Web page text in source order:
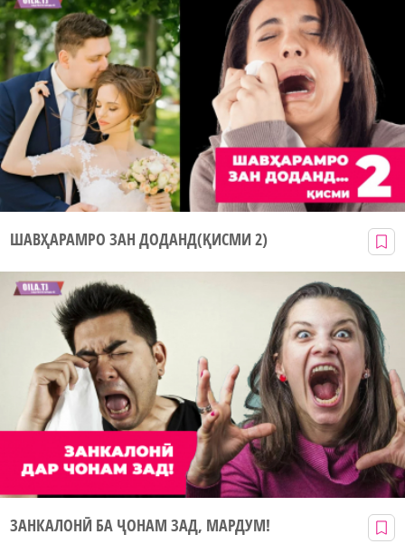
ШАВҲАРАМРО ЗАН ДОДАНД(ҚИСМИ 2)
ЗАНКАЛОНӢ БА ҶОНАМ ЗАД, МАРДУМ!